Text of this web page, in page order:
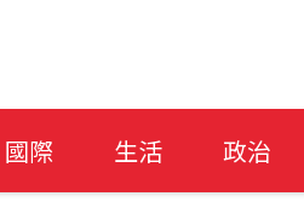
國際 生活 政治